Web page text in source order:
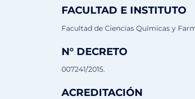
FACULTAD E INSTITUTO
Facultad de Ciencias Químicas y
N° DECRETO
007241/2015.
ACREDITACIÓN